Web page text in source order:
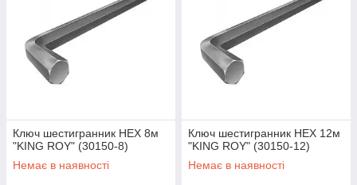
Ключ шестигранник HEX 8м
"KING ROY" (30150-8)
Немає в наявності
Ключ шестигранник HEX 12м
"KING ROY" (30150-12)
Немає в наявності